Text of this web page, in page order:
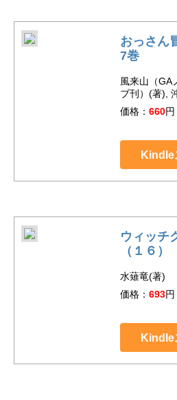
おっさん
7巻
風来山（GA
ブ刊）(著),
価格： 660円
Kindle
ウィッチ
（１６）
水薙竜(著)
価格： 693円
Kindle